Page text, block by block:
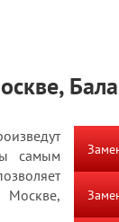
самым
Москве,